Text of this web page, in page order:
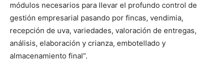
módulos necesarios para llevar el profundo control de
gestión empresarial pasando por fincas, vendimia,
recepción de uva, variedades, valoración de entregas,
análisis, elaboración y crianza, embotellado y
almacenamiento final”.